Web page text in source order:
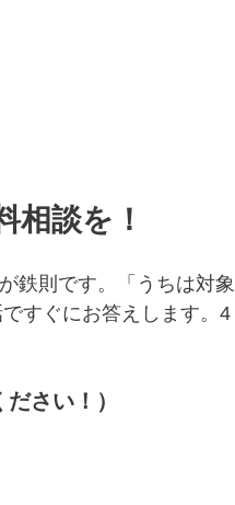
相談を！
鉄則です。「うちは対象
すぐにお答えします。4
さい！）